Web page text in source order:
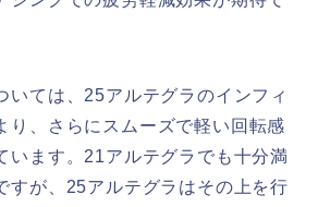
いては、25アルテグラのインフィ
り、さらにスムーズで軽い回転感
います。21アルテグラでも十分満
すが、25アルテグラはその上を行